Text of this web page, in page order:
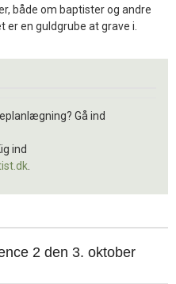
både om baptister og andre
er en guldgrube at grave i.
Gå ind
ind
2 den 3. oktober